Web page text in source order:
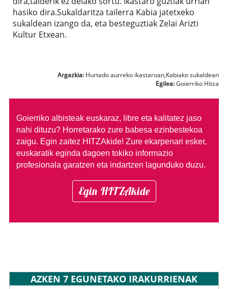
hasiko dira.Sukaldaritza tailerra Kabia jatetxeko
sukaldean izango da, eta besteguztiak Zelai Arizti
Kultur Etxean.
Argazkia: Hurtado aurreko ikastaroan,Kabiako sukaldean
Egilea:Goierriko Hitza
Goierriko albisteak euskaraz, libre eta kalitatez jaso
nahi dituzu? Horretarako zure babesa ezinbestekoa
zaigu. Egin zaitez HITZAkide! Zure ekarpenari esker,
euskaratik eginda dagoen tokiko informazio
profesionala garatzen eta indartzen lagunduko duzu.
Egin HITZAkide
AZKEN 7 EGUNETAKO IRAKURRIENAK